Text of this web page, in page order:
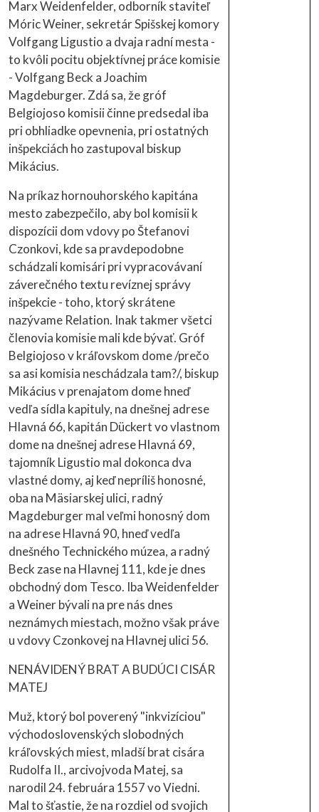
Marx Weidenfelder, odborník staviteľ
Móric Weiner, sekretár Spišskej komory
Volfgang Ligustio a dvaja radní mesta -
to kvôli pocitu objektívnej práce komisie
- Volfgang Beck a Joachim
Magdeburger. Zdá sa, že gróf
Belgiojoso komisii činne predsedal iba
pri obhliadke opevnenia, pri ostatných
inšpekciách ho zastupoval biskup
Mikácius.
Na príkaz hornouhorského kapitána
mesto zabezpečilo, aby bol komisii k
dispozícii dom vdovy po Štefanovi
Czonkovi, kde sa pravdepodobne
schádzali komisári pri vypracovávaní
záverečného textu revíznej správy
inšpekcie - toho, ktorý skrátene
nazývame Relation. Inak takmer všetci
členovia komisie mali kde bývať. Gróf
Belgiojoso v kráľovskom dome /prečo
sa asi komisia neschádzala tam?/, biskup
Mikácius v prenajatom dome hneď
vedľa sídla kapituly, na dnešnej adrese
Hlavná 66, kapitán Dückert vo vlastnom
dome na dnešnej adrese Hlavná 69,
tajomník Ligustio mal dokonca dva
vlastné domy, aj keď nepríliš honosné,
oba na Mäsiarskej ulici, radný
Magdeburger mal veľmi honosný dom
na adrese Hlavná 90, hneď vedľa
dnešného Technického múzea, a radný
Beck zase na Hlavnej 111, kde je dnes
obchodný dom Tesco. Iba Weidenfelder
a Weiner bývali na pre nás dnes
neznámych miestach, možno však práve
u vdovy Czonkovej na Hlavnej ulici 56.
NENÁVIDENÝ BRAT A BUDÚCI CISÁR
MATEJ
Muž, ktorý bol poverený "inkvizíciou"
východoslovenských slobodných
kráľovských miest, mladší brat cisára
Rudolfa II., arcivojvoda Matej, sa
narodil 24. februára 1557 vo Viedni.
Mal to šťastie, že na rozdiel od svojich